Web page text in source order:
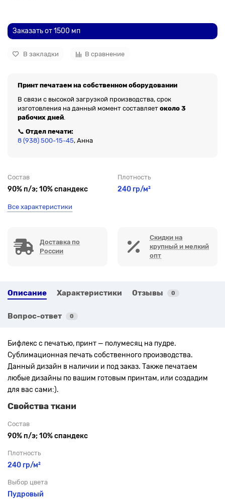
Заказать от 1500 мп
В закладки В сравнение
Принт печатаем на собственном оборудовании
В связи с высокой загрузкой производства, срок
изготовления на данный момент составляет около 3
рабочих дней.
📞 Отдел печати:
8 (938) 500-15-45, Анна
Состав
90% п/э; 10% спандекс
Плотность
240 гр/м²
Все характеристики
Доставка по
России
Скидки на
крупный и мелкий
опт
Описание Характеристики Отзывы 0
Вопрос-ответ 0
Бифлекс с печатью, принт — полумесяц на пудре.
Сублимационная печать собственного производства.
Данный дизайн в наличии и под заказ. Также печатаем
любые дизайны по вашим готовым принтам, или создадим
для вас сами:).
Свойства ткани
Состав
90% п/э; 10% спандекс
Плотность
240 гр/м²
Выбор цвета
Пудровый